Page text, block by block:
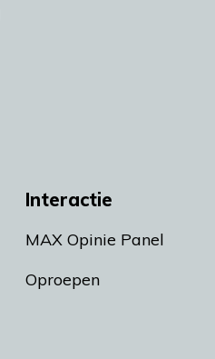
Interactie
MAX Opinie Panel
Oproepen